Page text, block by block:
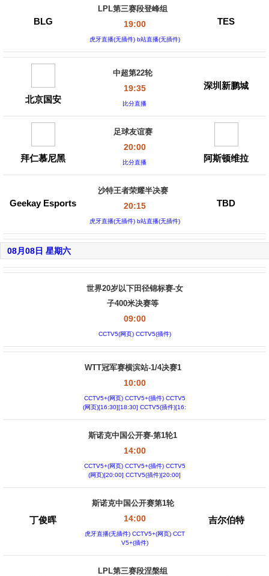
BLG
LPL第三赛段登峰组
19:00
虎牙直播(无插件) b站直播(无插件)
TES
北京国安
中超第22轮
19:35
比分直播
深圳新鹏城
拜仁慕尼黑
足球友谊赛
20:00
比分直播 阿斯顿维拉
Geekay Esports
沙特王者荣耀半决赛
20:15
虎牙直播(无插件) b站直播(无插件)
TBD
08月08日 星期六
世界20岁以下田径锦标赛-女
子400米决赛等
09:00
CCTV5(网页) CCTV5(插件)
WTT冠军赛横滨站-1/4决赛1
10:00
CCTV5+(网页) CCTV5+(插件) CCTV5
(网页)[16:30][18:30] CCTV5(插件)[16:
斯诺克中国公开赛-第1轮1
14:00
CCTV5+(网页) CCTV5+(插件) CCTV5
(网页)[20:00] CCTV5(插件)[20:00]
丁俊晖
斯诺克中国公开赛第1轮
14:00
虎牙直播(无插件) CCTV5+(网页) CCT
V5+(插件)
吉尔伯特
LPL第三赛段涅槃组